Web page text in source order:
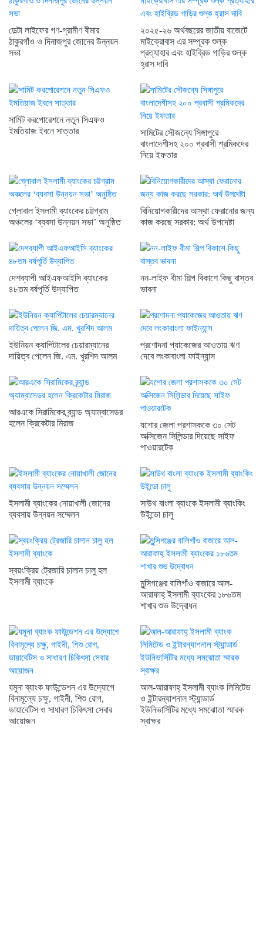
ডেল্টা লাইফের গণ-গ্রামীণ বীমার
ঠাকুরগাঁও ও দিনাজপুর জোনের উন্নয়ন
সভা
২০২৫-২৬ অর্থবছরের জাতীয় বাজেটে
মাইক্রোবাস এর সম্পূরক শুল্ক
প্রত্যাহার এবং হাইব্রিড গাড়ির শুল্ক
হ্রাস দাবি
সামিট করপোরেশনে নতুন সিএফও
ইমতিয়াজ ইবনে সাত্তার
সামিটের সৌজন্যে সিঙ্গাপুরে
বাংলাদেশীসহ ২০০ প্রবাসী শ্রমিকদের
নিয়ে ইফতার
গ্লোবাল ইসলামী ব্যাংকের চট্টগ্রাম
অঞ্চলের ‘ব্যবসা উন্নয়ন সভা’ অনুষ্ঠিত
বিনিয়োগকারীদের আস্থা ফেরানোর জন্য
কাজ করছে সরকার: অর্থ উপদেষ্টা
দেশব্যাপী আইএফআইসি ব্যাংকের
৪৮তম বর্ষপূর্তি উদ্যাপিত
নন-লাইফ বীমা শিল্প বিকাশে কিছু বাস্তব
ভাবনা
ইউনিয়ন ক্যাপিটালের চেয়ারম্যানের
দায়িত্ব পেলেন জি. এম. খুরশিদ আলম
প্রণোদনা প্যাকেজের আওতায় ঋণ
দেবে লংকাবাংলা ফাইন্যান্স
আরএকে সিরামিকের ব্র্যান্ড অ্যাম্বাসেডর
হলেন ক্রিকেটার মিরাজ
যশোর জেলা প্রশাসককে ৩০ সেট
অক্সিজেন সিলিন্ডার দিয়েছে সাইফ
পাওয়ারটেক
ইসলামী ব্যাংকের নোয়াখালী জোনের
ব্যবসায় উন্নয়ন সম্মেলন
সাউথ বাংলা ব্যাংকে ইসলামী ব্যাংকিং
উইন্ডো চালু
স্বয়ংক্রিয় ট্রেজারি চালান চালু হল
ইসলামী ব্যাংকে
মুন্সিগঞ্জের বালিগাঁও বাজারে আল-
আরাফাহ্ ইসলামী ব্যাংকের ১৮৬তম
শাখার শুভ উদ্বোধন
যমুনা ব্যাংক ফাউন্ডেশন এর উদ্যোগে
বিনামূল্যে চক্ষু, গাইনী, শিশু রোগ,
ডায়াবেটিস ও সাধারণ চিকিৎসা সেবার
আয়োজন
আল-আরাফাহ্ ইসলামী ব্যাংক লিমিটেড
ও ইন্টারন্যাশনাল স্ট্যান্ডার্ড
ইউনিভার্সিটির মধ্যে সমঝোতা স্মারক
স্বাক্ষর